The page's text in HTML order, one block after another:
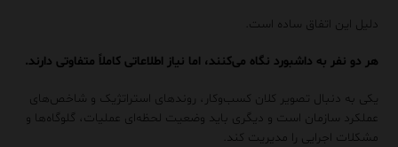
دلیل این اتفاق ساده است.
هر دو نفر به داشبورد نگاه می‌کنند، اما نیاز اطلاعاتی کاملاً متفاوتی دارند.
یکی به دنبال تصویر کلان کسب‌وکار، روندهای استراتژیک و شاخص‌های
عملکرد سازمان است و دیگری باید وضعیت لحظه‌ای عملیات، گلوگاه‌ها و
مشکلات اجرایی را مدیریت کند.